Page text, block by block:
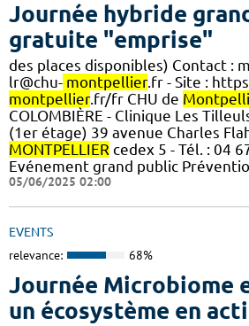
Journée hybride
gratuite "emprise"
des places disponibles) Contact :
lr@chu- montpellier.fr - Site :
montpellier.fr/fr CHU de
COLOMBIÈRE - Clinique Les
(1er étage) 39 avenue Charles
MONTPELLIER cedex 5 - Tél. : 04
Evénement grand public
05/06/2025 02:00
EVENTS
relevance: 68%
Journée Microbiome
un écosystème en